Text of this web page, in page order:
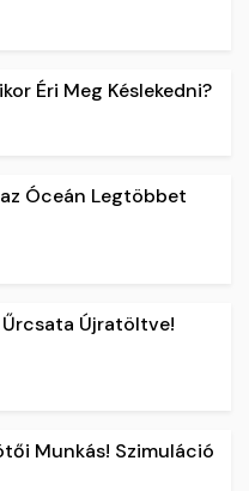
Éri Meg Késlekedni?
Óceán Legtöbbet
Újratöltve!
Munkás! Szimuláció